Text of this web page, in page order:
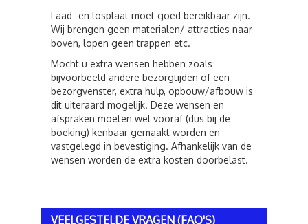
Laad- en losplaat moet goed bereikbaar zijn.
Wij brengen geen materialen/ attracties naar
boven, lopen geen trappen etc.
Mocht u extra wensen hebben zoals
bijvoorbeeld andere bezorgtijden of een
bezorgvenster, extra hulp, opbouw/afbouw is
dit uiteraard mogelijk. Deze wensen en
afspraken moeten wel vooraf (dus bij de
boeking) kenbaar gemaakt worden en
vastgelegd in bevestiging. Afhankelijk van de
wensen worden de extra kosten doorbelast.
VEELGESTELDE VRAGEN (FAQ'S)